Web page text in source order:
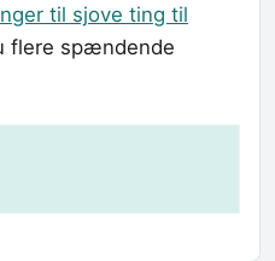
til sjove ting til
flere spændende